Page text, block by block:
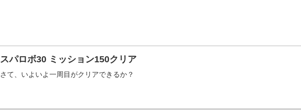
スパロボ30 ミッション150クリア
さて、いよいよ一周目がクリアできるか？